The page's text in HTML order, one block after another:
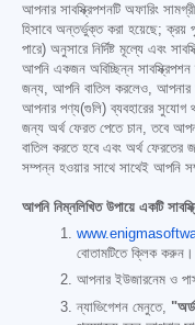
আপনার সাবস্ক্রিপশনটি অফারিং
হিসাবে অন্তর্ভুক্ত করা হয়েছে; ক্রয়
পারে) অনুসারে নির্দিষ্ট মূল্যে এবং
আপনি একজন অবিচ্ছিন্ন সাবস্ক্রিপশন
জন্য, আপনি বাতিল করলেও, আপনার
আপনার পণ্য(গুলি) ব্যবহারের সুযোগ
জন্য অর্থ ফেরত পেতে চান, তবে
বাতিল করতে হবে এবং অর্থ
সম্পন্ন হওয়ার সাথে সাথেই আপনি
আপনি নিম্নলিখিত উপায়ে একটি
বোতামটিতে ক্লিক করুন।
আপনার ইউজারনেম ও
ন্যাভিগেশন মেনুতে,